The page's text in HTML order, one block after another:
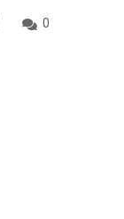
0